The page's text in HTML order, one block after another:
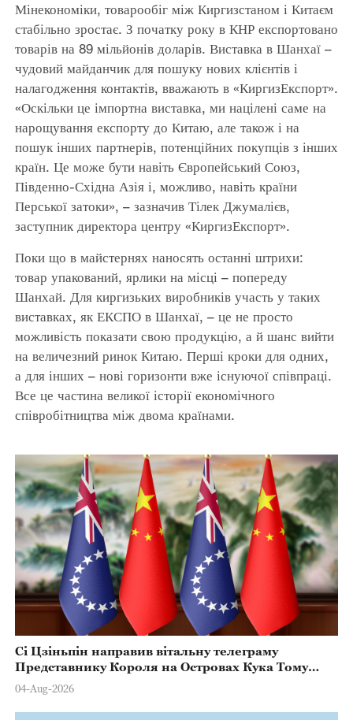
Мінекономіки, товарообіг між Киргизстаном і Китаєм
стабільно зростає. З початку року в КНР експортовано
товарів на 89 мільйонів доларів. Виставка в Шанхаї –
чудовий майданчик для пошуку нових клієнтів і
налагодження контактів, вважають в «КиргизЕкспорт».
«Оскільки це імпортна виставка, ми націлені саме на
нарощування експорту до Китаю, але також і на
пошук інших партнерів, потенційних покупців з інших
країн. Це може бути навіть Європейський Союз,
Південно-Східна Азія і, можливо, навіть країни
Перської затоки», – зазначив Тілек Джумалієв,
заступник директора центру «КиргизЕкспорт».
Поки що в майстернях наносять останні штрихи:
товар упакований, ярлики на місці – попереду
Шанхай. Для киргизьких виробників участь у таких
виставках, як ЕКСПО в Шанхаї, – це не просто
можливість показати свою продукцію, а й шанс вийти
на величезний ринок Китаю. Перші кроки для одних,
а для інших – нові горизонти вже існуючої співпраці.
Все це частина великої історії економічного
співробітництва між двома країнами.
Сі Цзіньпін направив вітальну телеграму
Представнику Короля на Островах Кука Тому
Марстерсу з нагоди Дня Конституції
04-Aug-2026